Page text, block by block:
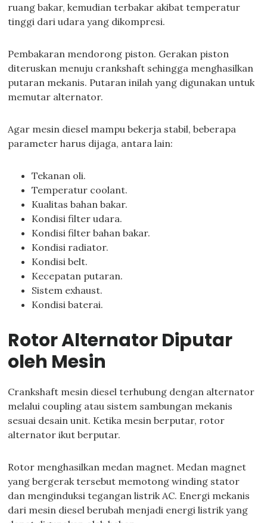
ruang bakar, kemudian terbakar akibat temperatur
tinggi dari udara yang dikompresi.
Pembakaran mendorong piston. Gerakan piston
diteruskan menuju crankshaft sehingga menghasilkan
putaran mekanis. Putaran inilah yang digunakan untuk
memutar alternator.
Agar mesin diesel mampu bekerja stabil, beberapa
parameter harus dijaga, antara lain:
Tekanan oli.
Temperatur coolant.
Kualitas bahan bakar.
Kondisi filter udara.
Kondisi filter bahan bakar.
Kondisi radiator.
Kondisi belt.
Kecepatan putaran.
Sistem exhaust.
Kondisi baterai.
Rotor Alternator Diputar
oleh Mesin
Crankshaft mesin diesel terhubung dengan alternator
melalui coupling atau sistem sambungan mekanis
sesuai desain unit. Ketika mesin berputar, rotor
alternator ikut berputar.
Rotor menghasilkan medan magnet. Medan magnet
yang bergerak tersebut memotong winding stator
dan menginduksi tegangan listrik AC. Energi mekanis
dari mesin diesel berubah menjadi energi listrik yang